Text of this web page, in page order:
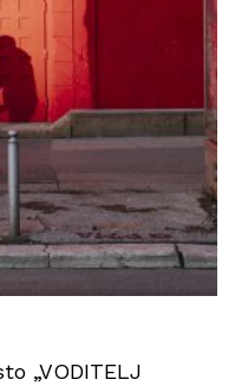
„VODITELJ